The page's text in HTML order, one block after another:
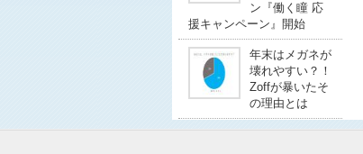
ン『働く瞳 応
援キャンペーン』開始
年末はメガネが
壊れやすい？！
Zoffが暴いたそ
の理由とは